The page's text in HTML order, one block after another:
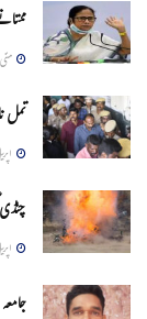
مئی 10, 2026
تمل ناڈو کے 9